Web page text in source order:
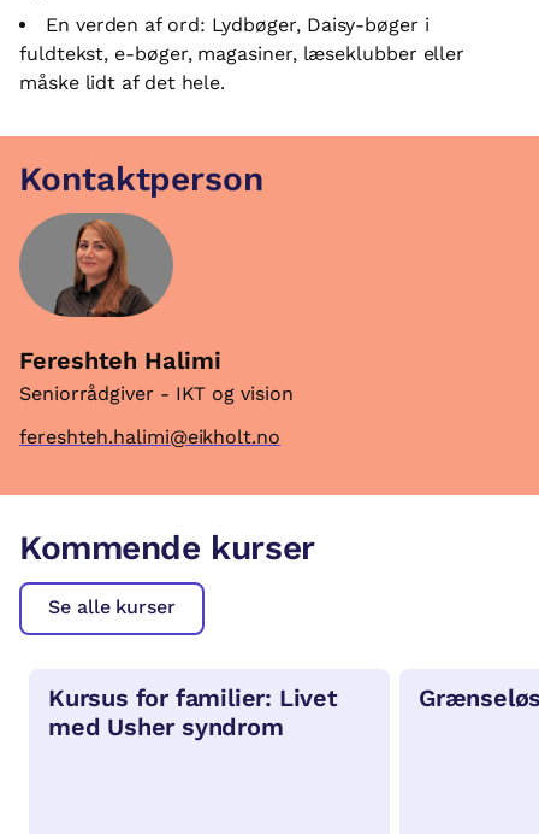
En verden af ord: Lydbøger, Daisy-bøger i
fuldtekst, e-bøger, magasiner, læseklubber eller
måske lidt af det hele.
Kontaktperson
Fereshteh Halimi
Seniorrådgiver - IKT og vision
fereshteh.halimi@eikholt.no
Kommende kurser
Se alle kurser
Kursus for familier: Livet
med Usher syndrom